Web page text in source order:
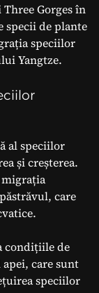
Gorges în
specii de plante
speciilor
Yangtze.
al speciilor
și creșterea.
care
condițiile de
care sunt
speciilor